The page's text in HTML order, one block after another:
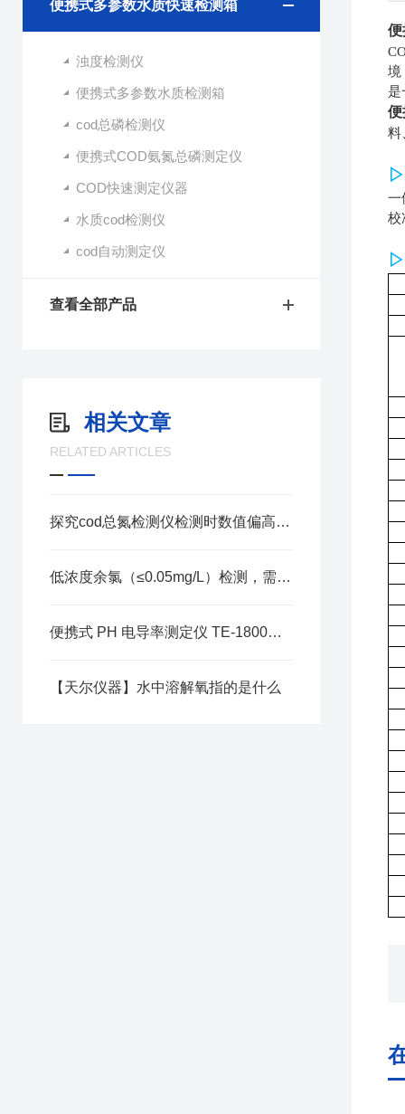
便携式多参数水质快速检测箱
浊度检测仪
便携式多参数水质检测箱
cod总磷检测仪
便携式COD氨氮总磷测定仪
COD快速测定仪器
水质cod检测仪
cod自动测定仪
查看全部产品
相关文章
RELATED ARTICLES
探究cod总氮检测仪检测时数值偏高的原因
低浓度余氯（≤0.05mg/L）检测，需选什么精度的仪器？
便携式 PH 电导率测定仪 TE-1800：便携化一体化检测设计优势
【天尔仪器】水中溶解氧指的是什么
便
境
是
便
料
▷
一
校
▷